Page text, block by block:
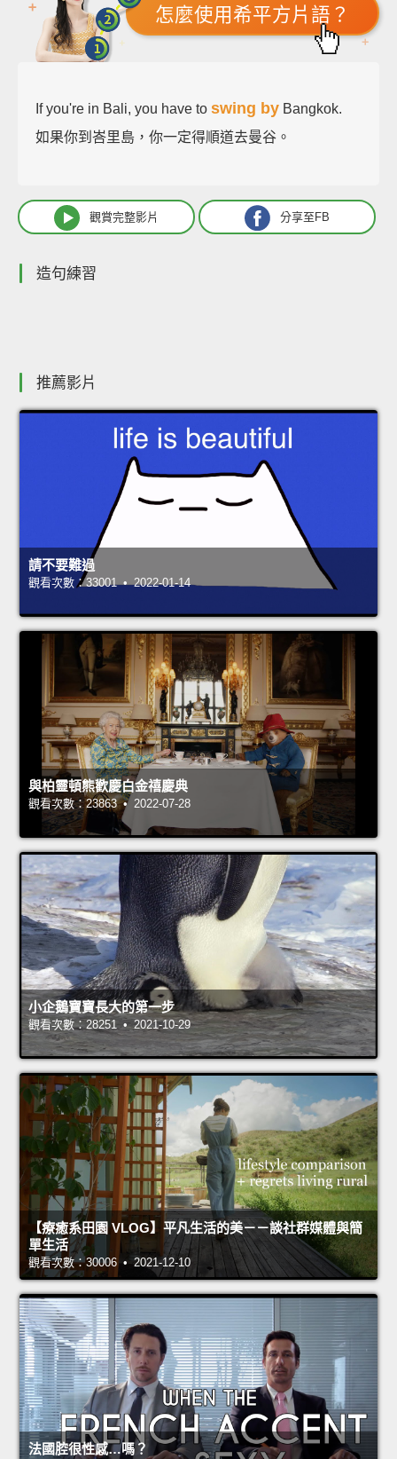
怎麼使用希平方片語？
If you're in Bali, you have to swing by Bangkok.
如果你到峇里島，你一定得順道去曼谷。
觀賞完整影片 分享至FB
造句練習
推薦影片
請不要難過
觀看次數：33001 • 2022-01-14
與柏靈頓熊歡慶白金禧慶典
觀看次數：23863 • 2022-07-28
小企鵝寶寶長大的第一步
觀看次數：28251 • 2021-10-29
【療癒系田園 VLOG】平凡生活的美－－談社群媒體與簡
單生活
觀看次數：30006 • 2021-12-10
法國腔很性感…嗎？